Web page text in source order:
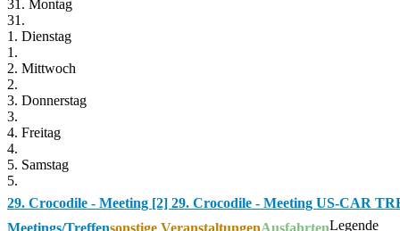
31. Montag
31.
1. Dienstag
1.
2. Mittwoch
2.
3. Donnerstag
3.
4. Freitag
4.
5. Samstag
5.
29. Crocodile - Meeting [2] 29. Crocodile - Meeting US-CAR
Legende
Meetings/Treffensonstige VeranstaltungenAusfahrten